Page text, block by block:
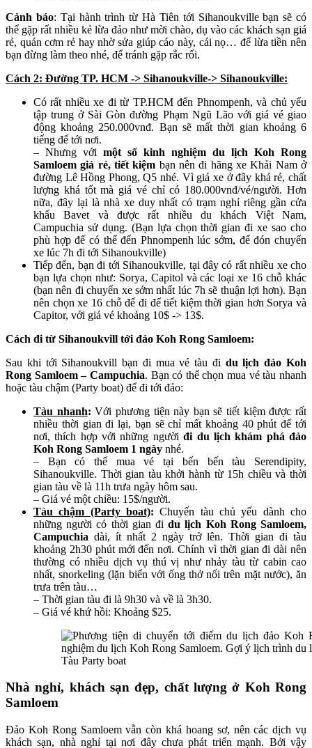
Cảnh báo: Tại hành trình từ Hà Tiên tới Sihanoukville bạn sẽ có
thể gặp rất nhiều kẻ lừa đảo như mời chào, dụ vào các khách sạn giá
rẻ, quán cơm rẻ hay nhờ sửa giúp cáo này, cái nọ… để lừa tiền nên
bạn đừng làm theo nhé, để tránh gặp rắc rối.
Cách 2: Đường TP. HCM -> Sihanoukville-> Sihanoukville:
Có rất nhiều xe đi từ TP.HCM đến Phnompenh, và chủ yếu
tập trung ở Sài Gòn đường Phạm Ngũ Lão với giá vé giao
động khoảng 250.000vnđ. Bạn sẽ mất thời gian khoảng 6
tiếng để tới nơi.
– Nhưng với một số kinh nghiệm du lịch Koh Rong
Samloem giá rẻ, tiết kiệm bạn nên đi hãng xe Khải Nam ở
đường Lê Hồng Phong, Q5 nhé. Vì giá xe ở đây khá rẻ, chất
lượng khá tốt mà giá vé chỉ có 180.000vnđ/vé/người. Hơn
nữa, đây lại là nhà xe duy nhất có trạm nghỉ riêng gần cửa
khẩu Bavet và được rất nhiều du khách Việt Nam,
Campuchia sử dụng. (Bạn lựa chọn thời gian đi xe sao cho
phù hợp để có thể đến Phnompenh lúc sớm, để đón chuyến
xe lúc 7h đi tới Sihanoukville)
Tiếp đến, bạn đi tới Sihanoukville, tại đây có rất nhiều xe cho
bạn lựa chọn như: Sorya, Capitol và các loại xe 16 chỗ khác
(bạn nên đi chuyến xe sớm nhất lúc 7h sẽ thuận lợi hơn). Bạn
nên chọn xe 16 chỗ để đi để tiết kiệm thời gian hơn Sorya và
Capitor, với giá vé khoảng 10$ -> 13$.
Cách đi từ Sihanoukvill tới đảo Koh Rong Samloem:
Sau khi tới Sihanoukvill bạn đi mua vé tàu đi du lịch đảo Koh
Rong Samloem – Campuchia. Bạn có thể chọn mua vé tàu nhanh
hoặc tàu chậm (Party boat) để đi tới đảo:
Tàu nhanh: Với phương tiện này bạn sẽ tiết kiệm được rất
nhiều thời gian đi lại, bạn sẽ chỉ mất khoảng 40 phút để tới
nơi, thích hợp với những ngườiđi du lịch khám phá đảo
Koh Rong Samloem 1 ngày nhé.
– Bạn có thể mua vé tại bến bến tàu Serendipity,
Sihanoukville. Thời gian tàu khởi hành từ 15h chiều và thời
gian tàu về là 11h trưa ngày hôm sau.
– Giá vé một chiều: 15$/người.
Tàu chậm (Party boat): Chuyến tàu chủ yếu dành cho
những người có thời gian đidu lịch Koh Rong Samloem,
Campuchia dài, ít nhất 2 ngày trở lên. Thời gian đi tàu
khoảng 2h30 phút mới đến nơi. Chính vì thời gian đi dài nên
thường có nhiều dịch vụ thú vị như nhảy tàu từ cabin cao
nhất, snorkeling (lặn biển với ống thở nổi trên mặt nước), ăn
trưa trên tàu…
– Thời gian tàu đi là 9h30 và về là 3h30.
– Giá vé khứ hồi: Khoảng $25.
Tàu Party boat
Nhà nghỉ, khách sạn đẹp, chất lượng ở Koh Rong
Samloem
Đảo Koh Rong Samloem vẫn còn khá hoang sơ, nên các dịch vụ
khách sạn, nhà nghỉ tại nơi đây chưa phát triển mạnh. Bởi vậy